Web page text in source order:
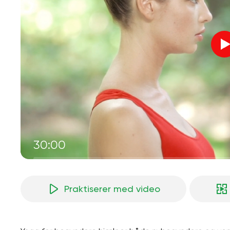
30:00
Praktiserer med video